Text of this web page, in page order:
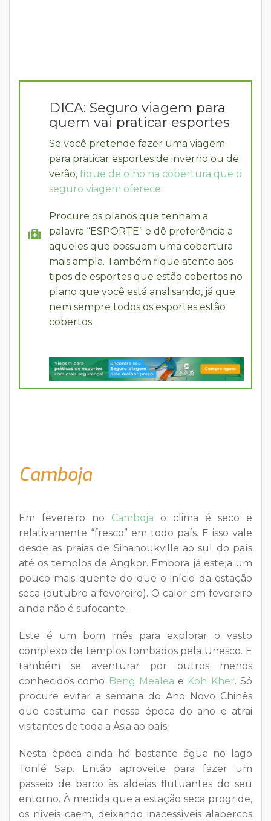
DICA: Seguro viagem para
quem vai praticar esportes
Se você pretende fazer uma viagem
para praticar esportes de inverno ou de
verão, fique de olho na cobertura que o
seguro viagem oferece.
Procure os planos que tenham a
palavra “ESPORTE” e dê preferência a
aqueles que possuem uma cobertura
mais ampla. Também fique atento aos
tipos de esportes que estão cobertos no
plano que você está analisando, já que
nem sempre todos os esportes estão
cobertos.
Camboja
Em fevereiro no Camboja o clima é seco e
relativamente “fresco” em todo país. E isso vale
desde as praias de Sihanoukville ao sul do país
até os templos de Angkor. Embora já esteja um
pouco mais quente do que o início da estação
seca (outubro a fevereiro). O calor em fevereiro
ainda não é sufocante.
Este é um bom mês para explorar o vasto
complexo de templos tombados pela Unesco. E
também se aventurar por outros menos
conhecidos como Beng Mealea e Koh Kher. Só
procure evitar a semana do Ano Novo Chinês
que costuma cair nessa época do ano e atrai
visitantes de toda a Ásia ao país.
Nesta época ainda há bastante água no lago
Tonlé Sap. Então aproveite para fazer um
passeio de barco às aldeias flutuantes do seu
entorno. À medida que a estação seca progride,
os níveis caem, deixando inacessíveis alabercos